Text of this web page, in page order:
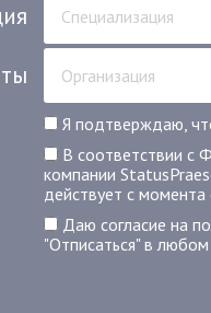
Я подтверждаю,
В соответствии с
компании
действует с
Даю согласие на
"Отписаться" в